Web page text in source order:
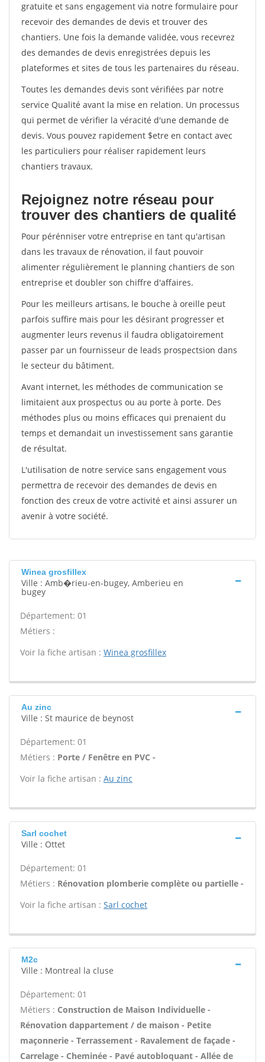
gratuite et sans engagement via notre formulaire pour
recevoir des demandes de devis et trouver des
chantiers. Une fois la demande validée, vous recevrez
des demandes de devis enregistrées depuis les
plateformes et sites de tous les partenaires du réseau.
Toutes les demandes devis sont vérifiées par notre
service Qualité avant la mise en relation. Un processus
qui permet de vérifier la véracité d'une demande de
devis. Vous pouvez rapidement $etre en contact avec
les particuliers pour réaliser rapidement leurs
chantiers travaux.
Rejoignez notre réseau pour
trouver des chantiers de qualité
Pour pérénniser votre entreprise en tant qu'artisan
dans les travaux de rénovation, il faut pouvoir
alimenter régulièrement le planning chantiers de son
entreprise et doubler son chiffre d'affaires.
Pour les meilleurs artisans, le bouche à oreille peut
parfois suffire mais pour les désirant progresser et
augmenter leurs revenus il faudra obligatoirement
passer par un fournisseur de leads prospectsion dans
le secteur du bâtiment.
Avant internet, les méthodes de communication se
limitaient aux prospectus ou au porte à porte. Des
méthodes plus ou moins efficaces qui prenaient du
temps et demandait un investissement sans garantie
de résultat.
L'utilisation de notre service sans engagement vous
permettra de recevoir des demandes de devis en
fonction des creux de votre activité et ainsi assurer un
avenir à votre société.
Winea grosfillex
Ville : Amb�rieu-en-bugey, Amberieu en
bugey
Département: 01
Métiers :
Voir la fiche artisan : Winea grosfillex
Au zinc
Ville : St maurice de beynost
Département: 01
Métiers : Porte / Fenêtre en PVC -
Voir la fiche artisan : Au zinc
Sarl cochet
Ville : Ottet
Département: 01
Métiers : Rénovation plomberie complète ou partielle -
Voir la fiche artisan : Sarl cochet
M2c
Ville : Montreal la cluse
Département: 01
Métiers : Construction de Maison Individuelle -
Rénovation dappartement / de maison - Petite
maçonnerie - Terrassement - Ravalement de façade -
Carrelage - Cheminée - Pavé autobloquant - Allée de